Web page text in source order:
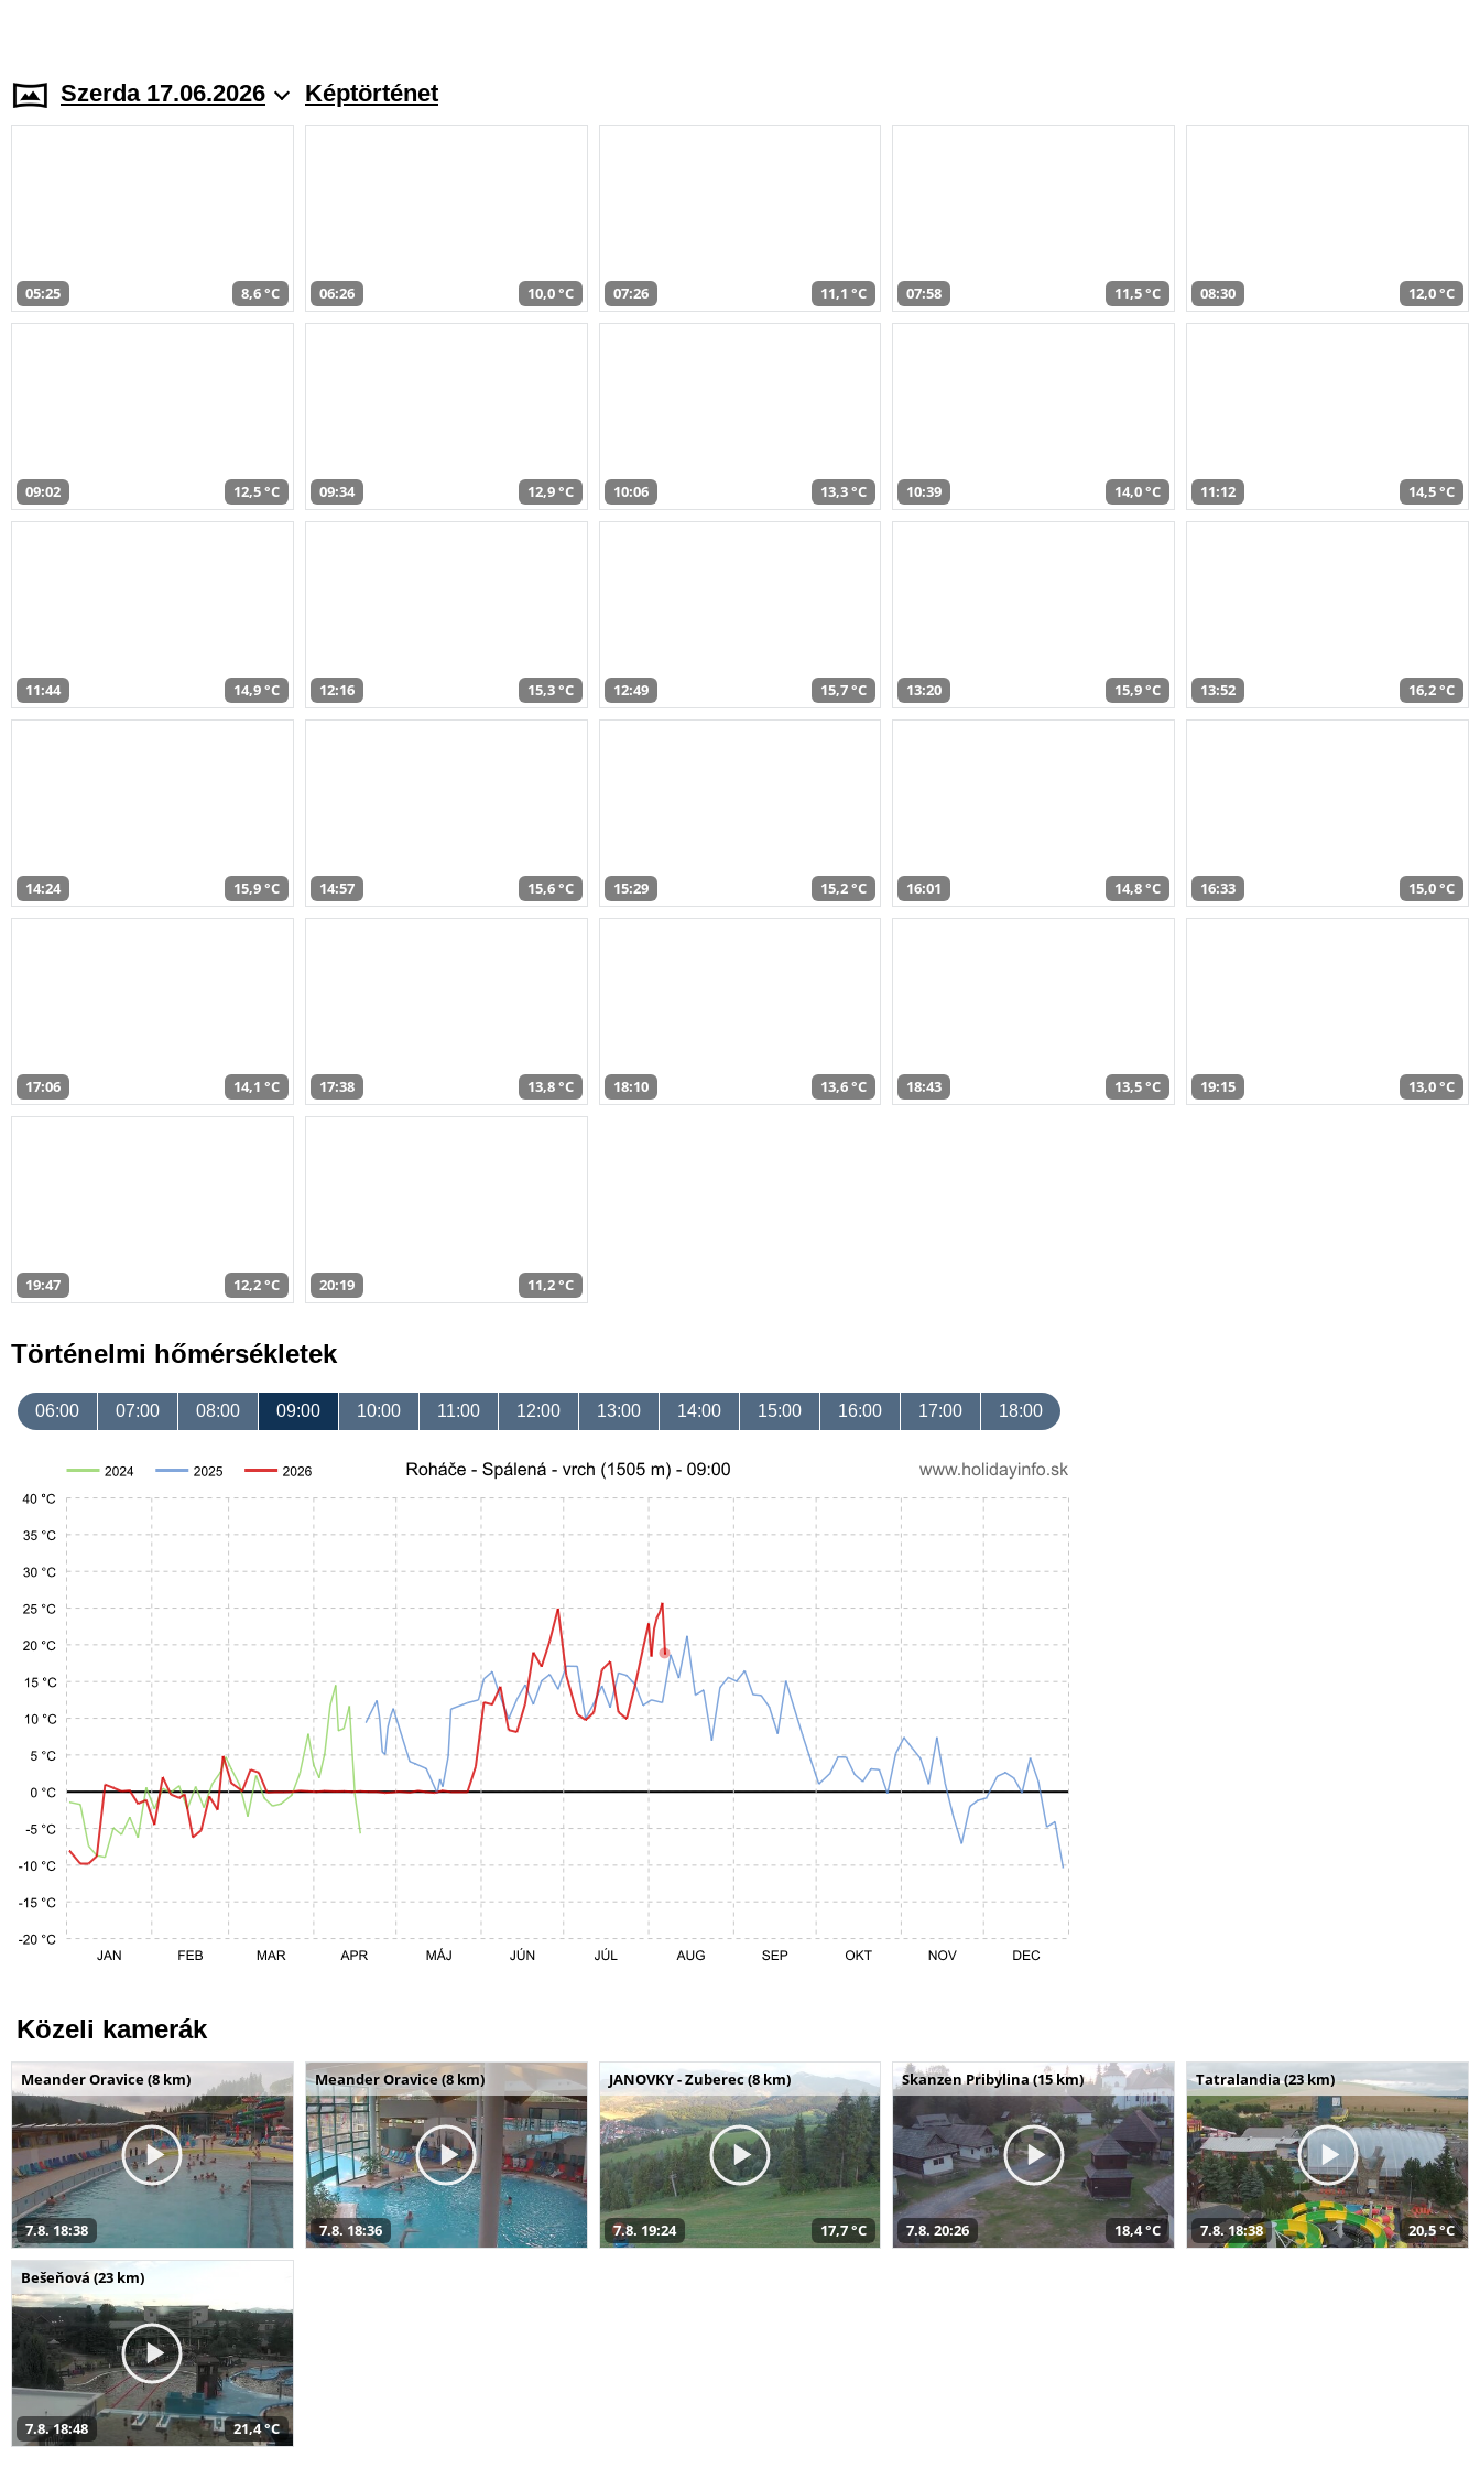
Szerda 17.06.2026 Képtörténet
05:25 8,6 °C 06:26 10,0 °C 07:26 11,1 °C 07:58 11,5 °C 08:30 12,0 °C
09:02 12,5 °C 09:34 12,9 °C 10:06 13,3 °C 10:39 14,0 °C 11:12 14,5 °C
11:44 14,9 °C 12:16 15,3 °C 12:49 15,7 °C 13:20 15,9 °C 13:52 16,2 °C
14:24 15,9 °C 14:57 15,6 °C 15:29 15,2 °C 16:01 14,8 °C 16:33 15,0 °C
17:06 14,1 °C 17:38 13,8 °C 18:10 13,6 °C 18:43 13,5 °C 19:15 13,0 °C
19:47 12,2 °C 20:19 11,2 °C
Történelmi hőmérsékletek
06:00 07:00 08:00 09:00 10:00 11:00 12:00 13:00 14:00 15:00 16:00 17:00 18:00
Közeli kamerák
Meander Oravice (8 km)
7.8. 18:38
Meander Oravice (8 km)
7.8. 18:36
JANOVKY - Zuberec (8 km)
7.8. 19:24 17,7 °C
Skanzen Pribylina (15 km)
7.8. 20:26 18,4 °C
Tatralandia (23 km)
7.8. 18:38 20,5 °C
Bešeňová (23 km)
7.8. 18:48 21,4 °C